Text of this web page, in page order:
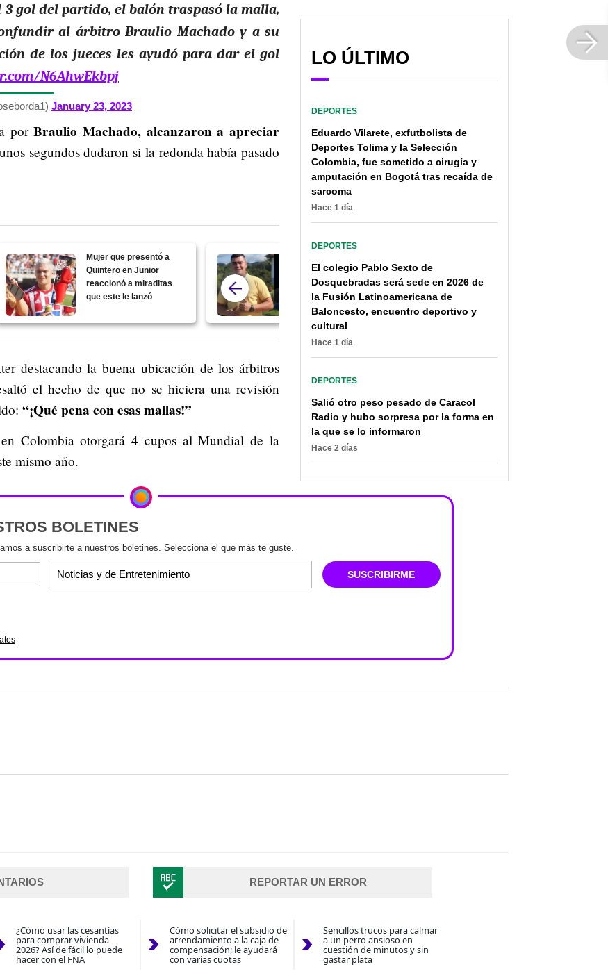
3 gol del partido, el balón traspasó la malla,
al árbitro Braulio Machado y a su
de los jueces les ayudó para dar el gol
N6AhwEkbpj
January 23, 2023
porBraulio Machado, alcanzaron a apreciar
segundos dudaron si la redonda había pasado
Mujer que presentó a
Quintero en Junior
reaccionó a miraditas
que este le lanzó
con técnico de la Sub-
20: pide a Juan Carlos
Osorio y lo alaba
destacando la buena ubicación de los árbitros
el hecho de que no se hiciera una revisión
“¡Qué pena con esas mallas!”
Colombia otorgará 4 cupos al Mundial de la
mismo año.
LO ÚLTIMO
DEPORTES
Eduardo Vilarete, exfutbolista de
Deportes Tolima y la Selección
Colombia, fue sometido a cirugía y
amputación en Bogotá tras recaída de
sarcoma
Hace 1 día
DEPORTES
El colegio Pablo Sexto de
Dosquebradas será sede en 2026 de
la Fusión Latinoamericana de
Baloncesto, encuentro deportivo y
cultural
Hace 1 día
DEPORTES
Salió otro peso pesado de Caracol
Radio y hubo sorpresa por la forma en
la que se lo informaron
Hace 2 días
BOLETINES
a suscribirte a nuestros boletines. Selecciona el que más te guste.
SUSCRIBIRME
REPORTAR UN ERROR
¿Cómo usar las cesantías
para comprar vivienda
2026? Así de fácil lo puede
hacer con el FNA
Cómo solicitar el subsidio de
arrendamiento a la caja de
compensación; le ayudará
con varias cuotas
Sencillos trucos para calmar
a un perro ansioso en
cuestión de minutos y sin
gastar plata